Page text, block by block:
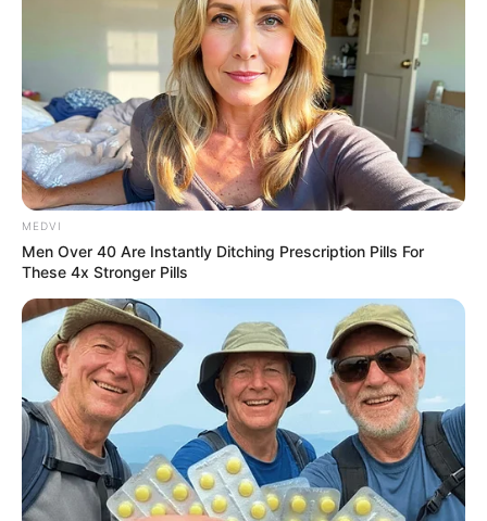
ที่จริงสาวๆชาวราศีกุมภ์เป็นคนรักสุขภาพ ชอบ
ดูแลตัวเอง แต่เพราะอารมณ์ปาร์ตี้เกิร์ล นิยมกินเหล้าเมา
ปลิ้นที่ฝังลึกในจิตวิญญาณ ทำให้อวบระยะสุดท้ายได้ง่าย
มากและพออ้วนแล้วก็ยากที่จะกลับมาสลิมเหมือนเดิม
เนื่องจากคนราศีนี้เป็นคนใจร้อน ชอบอะไรแบบเคลมเร็ว
ซ่อมเร็วเห็นผลทันใจ ลดความอ้วนแค่แป๊บๆน้ำหนักยัง
ไม่ทันจะลดก็ถอดใจเปลี่ยนไปใช้วิธีอื่นซะแล้ว เลยไม่ผอม
เพราะความโหลยโท่ยนี่ล่ะ
ราศีมีนต่อให้คลิปตบเมียน้อยหน้ากระทรวงดังระเบิดจน
ออกไปเดินตลาดไม่ได้ สาวๆชาวมีนก็ไม่หวั่นตราบใดที่มี
ของอร่อยย้อมใจ แล้วอย่างนี้จะไม่ให้ความอ้วนกระดี้กระ
ด้ามาตั้งวงกอสซิปในตับไตไส้พุงได้ยังไง ถ้าอยากให้หุ่น
ตะเกียบยืนยงชาวมีนจึงต้องจัดตารางออกกำลังกายเวลา
สม่ำเสมอ และอย่าได้หวังว่าจะ ลดความอ้วน ด้วยการ
จำกัดอาหาร เพราะคงต้องรอให้หิมะตกกรุงเทพเสียก่อน
คนช่างหม่ำอย่างคุณถึงจะทำสำเร็จ
MEDVI
Men Over 40 Are Instantly Ditching Prescription Pills For
These 4x Stronger Pills